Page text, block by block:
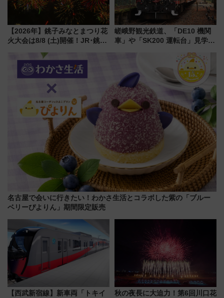
【2026年】銚子みなとまつり花
火大会は8/8 (土)開催！JR･銚子
報、利根川に咲く8,000発の大迫
力＆屋台を満喫
嵯峨野観光鉄道、「DE10 機関
車」や「SK200 運転台」見学ツ
トの一環で激レア体験できちゃ
うかも 参加方法やスケジュール
をご紹介
名古屋で会いに行きたい！わかさ生活とコラボした紫の「ブルー
ベリーぴよりん」期間限定販売
【西武新宿線】新車両「トキイ
秋の夜長に大迫力！第6回川口花